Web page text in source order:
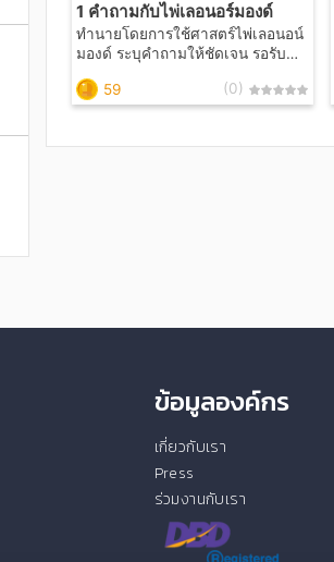
1 คำถามกับไพ่เลอนอร์มองด์
ทำนายโดยการใช้ศาสตร์ไพ่เลอนอน์
มองด์ ระบุคำถามให้ชัดเจน รอรับคำ
59
(0)
ข้อมูลองค์กร
เกี่ยวกับเรา
Press
ร่วมงานกับเรา